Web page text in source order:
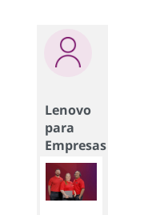
Lenovo
para
Empresas